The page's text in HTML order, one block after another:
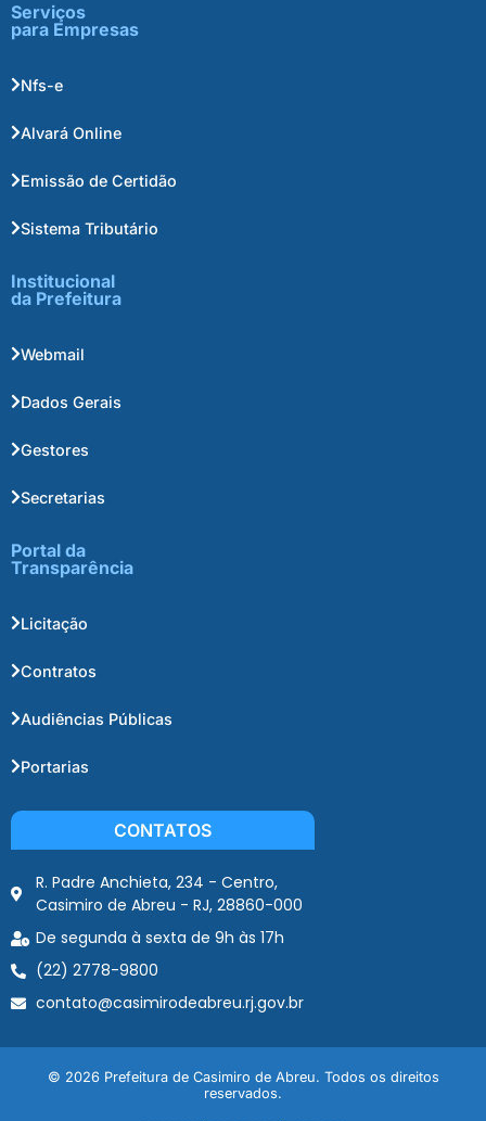
Serviços
para Empresas
Nfs-e
Alvará Online
Emissão de Certidão
Sistema Tributário
Institucional
da Prefeitura
Webmail
Dados Gerais
Gestores
Secretarias
Portal da
Transparência
Licitação
Contratos
Audiências Públicas
Portarias
CONTATOS
R. Padre Anchieta, 234 - Centro,
Casimiro de Abreu - RJ, 28860-000
De segunda à sexta de 9h às 17h
(22) 2778-9800
contato@casimirodeabreu.rj.gov.br
© 2026 Prefeitura de Casimiro de Abreu. Todos os direitos
reservados.